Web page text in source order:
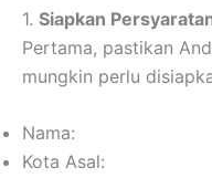
1. Siapkan
Pertama, pastikan
mungkin perlu
Nama:
Kota Asal: